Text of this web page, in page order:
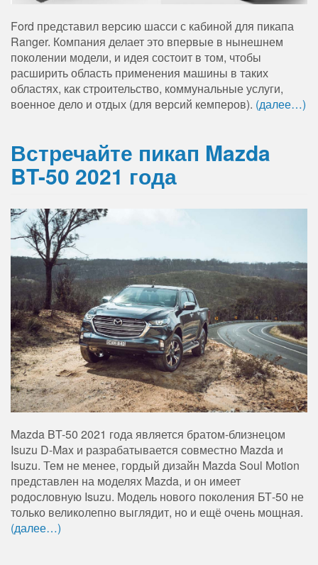
Ford представил версию шасси с кабиной для пикапа
Ranger. Компания делает это впервые в нынешнем
поколении модели, и идея состоит в том, чтобы
расширить область применения машины в таких
областях, как строительство, коммунальные услуги,
военное дело и отдых (для версий кемперов). (далее…)
Встречайте пикап Mazda
BT-50 2021 года
Mazda BT-50 2021 года является братом-близнецом
Isuzu D-Max и разрабатывается совместно Mazda и
Isuzu. Тем не менее, гордый дизайн Mazda Soul Motion
представлен на моделях Mazda, и он имеет
родословную Isuzu. Модель нового поколения БТ-50 не
только великолепно выглядит, но и ещё очень мощная.
(далее…)